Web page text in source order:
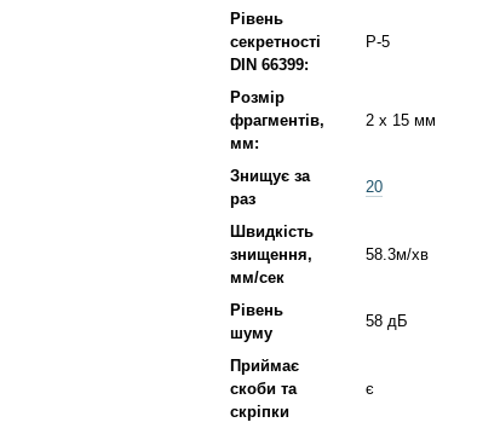
Рівень
секретності
DIN 66399:
P-5
Розмір
фрагментів,
мм:
2 x 15 мм
Знищує за
раз
20
Швидкість
знищення,
мм/сек
58.3м/хв
Рівень
шуму
58 дБ
Приймає
скоби та
скріпки
є